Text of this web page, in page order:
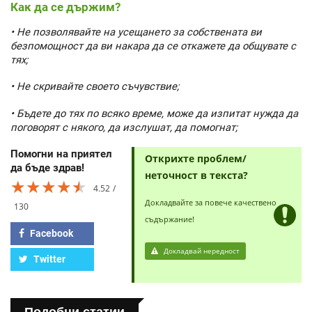
Как да се държим?
• Не позволявайте на усещането за собствената ви
безпомощност да ви накара да се откажете да общувате с
тях;
• Не скривайте своето съчувствие;
• Бъдете до тях по всяко време, може да изпитат нужда да
поговорят с някого, да изслушат, да помогнат;
Помогни на приятел
да бъде здрав!
★★★★★
★★★★★
★★★★★
4.52
130
Facebook
Twitter
Открихте проблем/
неточност в текста?
Докладвайте за повече качествено
съдържание!
Докладвай нередност